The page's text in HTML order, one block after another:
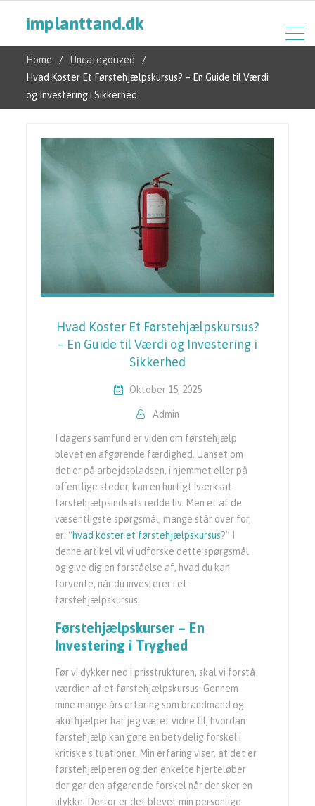
implanttand.dk
Home
Uncategorized
Hvad Koster Et Førstehjælpskursus? – En Guide til Værdi
og Investering i Sikkerhed
Hvad Koster Et Førstehjælpskursus?
– En Guide til Værdi og Investering i
Sikkerhed
Oktober 15, 2025
Admin
I dagens samfund er viden om førstehjælp
blevet en afgørende færdighed. Uanset om
det er på arbejdspladsen, i hjemmet eller på
offentlige steder, kan en hurtigt iværksat
førstehjælpsindsats redde liv. Men et af de
væsentligste spørgsmål, mange står over for,
er: “hvad koster et førstehjælpskursus?” I
denne artikel vil vi udforske dette spørgsmål
og give dig en forståelse af, hvad du kan
forvente, når du investerer i et
førstehjælpskursus.
Førstehjælpskurser – En
Investering i Tryghed
Før vi dykker ned i prisstrukturen, skal vi forstå
værdien af et førstehjælpskursus. Gennem
mine mange års erfaring som brandmand og
akuthjælper har jeg været vidne til, hvordan
førstehjælp kan gøre en betydelig forskel i
kritiske situationer. Min erfaring viser, at det er
førstehjælperen og den enkelte hjerteløber
der gør den afgørende forskel når der sker en
ulykke. Derfor er det blevet min personlige